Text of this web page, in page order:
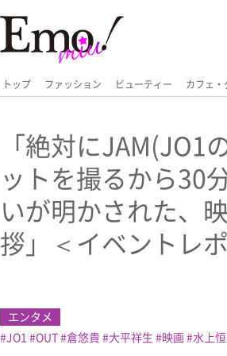
トップ ファッション ビューティー カフェ・
「絶対にJAM(JO1
ットを撮るから30
いが明かされた、
拶」＜イベントレ
エンタメ
JO1 OUT 倉悠貴 大平祥生 映画 水上